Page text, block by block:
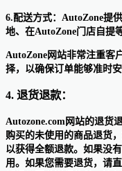
6.配送方式：AutoZone提
地、在AutoZone门店自提等
AutoZone网站非常注重客
择，以确保订单能够准时
4. 退货退款：
Autozone.com网站的退货
购买的未使用的商品退货
以获得全额退款。如果没
用。如果您需要退货，请